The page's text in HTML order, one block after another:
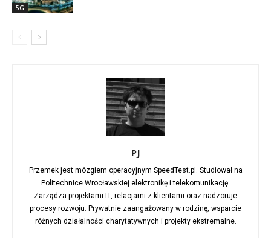
5G
PJ
Przemek jest mózgiem operacyjnym SpeedTest.pl. Studiował na
Politechnice Wrocławskiej elektronikę i telekomunikację.
Zarządza projektami IT, relacjami z klientami oraz nadzoruje
procesy rozwoju. Prywatnie zaangażowany w rodzinę, wsparcie
różnych działalności charytatywnych i projekty ekstremalne.